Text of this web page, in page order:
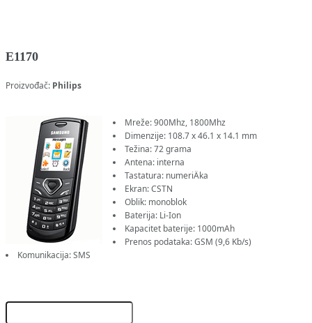
E1170
Proizvođač: Philips
Mreže: 900Mhz, 1800Mhz
Dimenzije: 108.7 x 46.1 x 14.1 mm
Težina: 72 grama
Antena: interna
Tastatura: numeriÄka
Ekran: CSTN
Oblik: monoblok
Baterija: Li-Ion
Kapacitet baterije: 1000mAh
Prenos podataka: GSM (9,6 Kb/s)
Komunikacija: SMS